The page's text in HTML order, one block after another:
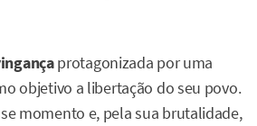
protagonizada por uma
objetivo a libertação do seu povo.
momento e, pela sua brutalidade,